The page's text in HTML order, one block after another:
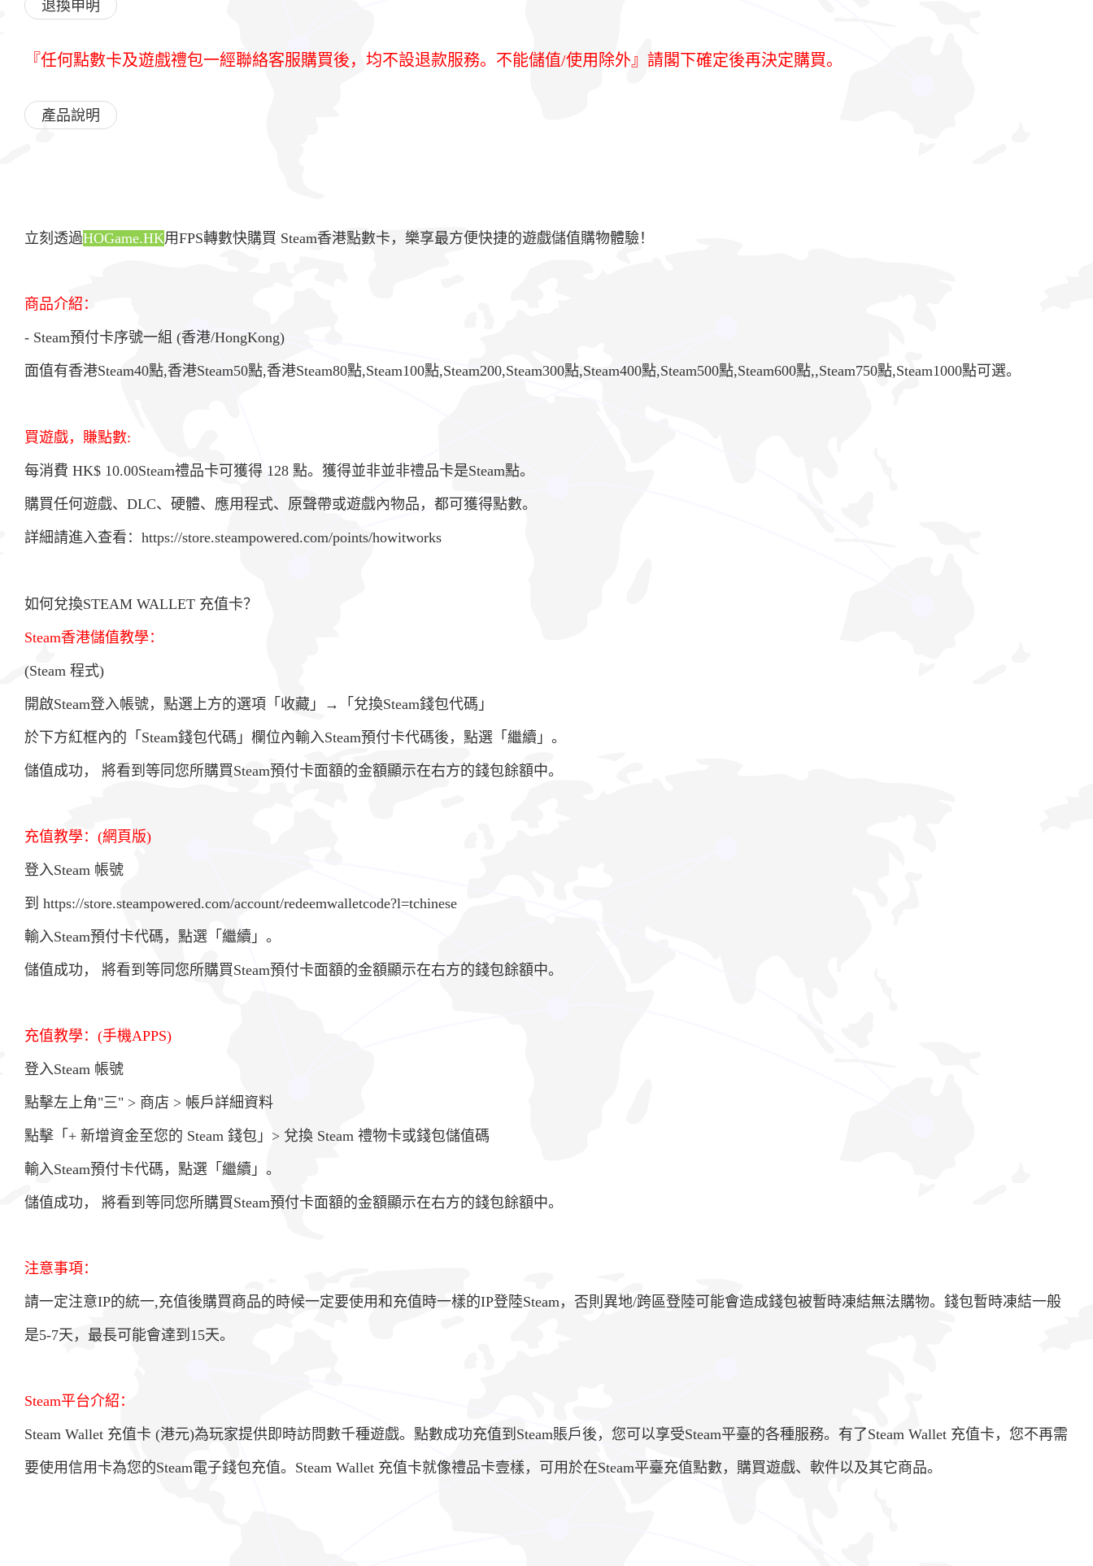
退換申明
『任何點數卡及遊戲禮包一經聯絡客服購買後，均不設退款服務。不能儲值/使用除外』請閣下確定後再決定購買。
產品說明
立刻透過HOGame.HK用FPS轉數快購買 Steam香港點數卡，樂享最方便快捷的遊戲儲值購物體驗！
商品介紹：
- Steam預付卡序號一組 (香港/HongKong)
面值有香港Steam40點,香港Steam50點,香港Steam80點,Steam100點,Steam200,Steam300點,Steam400點,Steam500點,Steam600點,,Steam750點,Steam1000點可選。
買遊戲，賺點數:
每消費 HK$ 10.00Steam禮品卡可獲得 128 點。獲得並非並非禮品卡是Steam點。
購買任何遊戲、DLC、硬體、應用程式、原聲帶或遊戲內物品，都可獲得點數。
詳細請進入查看： https://store.steampowered.com/points/howitworks
如何兌換STEAM WALLET 充值卡？
Steam香港儲值教學：
(Steam 程式)
開啟Steam登入帳號，點選上方的選項「收藏」→「兌換Steam錢包代碼」
於下方紅框內的「Steam錢包代碼」欄位內輸入Steam預付卡代碼後，點選「繼續」。
儲值成功， 將看到等同您所購買Steam預付卡面額的金額顯示在右方的錢包餘額中。
充值教學：(網頁版)
登入Steam 帳號
到 https://store.steampowered.com/account/redeemwalletcode?l=tchinese
輸入Steam預付卡代碼，點選「繼續」。
儲值成功， 將看到等同您所購買Steam預付卡面額的金額顯示在右方的錢包餘額中。
充值教學：(手機APPS)
登入Steam 帳號
點擊左上角"三" > 商店 > 帳戶詳細資料
點擊「+ 新增資金至您的 Steam 錢包」> 兌換 Steam 禮物卡或錢包儲值碼
輸入Steam預付卡代碼，點選「繼續」。
儲值成功， 將看到等同您所購買Steam預付卡面額的金額顯示在右方的錢包餘額中。
注意事項：
請一定注意IP的統一,充值後購買商品的時候一定要使用和充值時一樣的IP登陸Steam，否則異地/跨區登陸可能會造成錢包被暫時凍結無法購物。錢包暫時凍結一般
是5-7天，最長可能會達到15天。
Steam平台介紹：
Steam Wallet 充值卡 (港元)為玩家提供即時訪問數千種遊戲。點數成功充值到Steam賬戶後，您可以享受Steam平臺的各種服務。有了Steam Wallet 充值卡，您不再需
要使用信用卡為您的Steam電子錢包充值。Steam Wallet 充值卡就像禮品卡壹樣，可用於在Steam平臺充值點數，購買遊戲、軟件以及其它商品。